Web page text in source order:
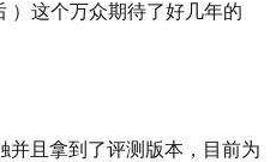
）这个万众期待了好几年的
并且拿到了评测版本，目前为